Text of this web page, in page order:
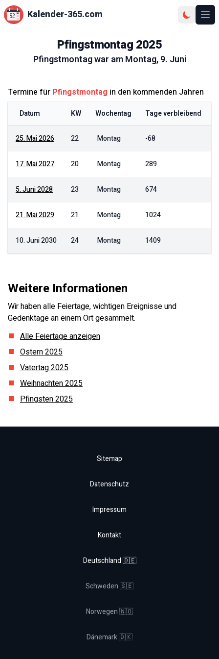
Kalender-365.com
Pfingstmontag 2025
Pfingstmontagwar amMontag, 9. Juni
Termine für Pfingstmontag in den kommenden Jahren
Datum KW Wochentag Tage verbleibend
25. Mai 2026 22 Montag -68
17. Mai 2027 20 Montag 289
5. Juni 2028 23 Montag 674
21. Mai 2029 21 Montag 1024
10. Juni 2030 24 Montag 1409
Weitere Informationen
Wir haben alle Feiertage, wichtigen Ereignisse und
Gedenktage an einem Ort gesammelt.
Alle Feiertage anzeigen
Ostern2025
Vatertag2025
Weihnachten2025
Pfingsten2025
Sitemap
Datenschutz
Impressum
Kontakt
Deutschland 🇩🇪
Schweden 🇸🇪
Norwegen 🇳🇴
Dänemark 🇩🇰